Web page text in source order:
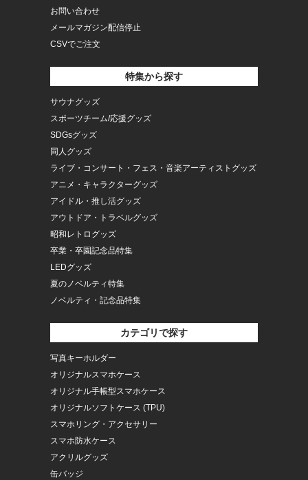
お問い合わせ
メールマガジン配信停止
CSVでご注文
特集から探す
サウナグッズ
スポーツチーム/応援グッズ
SDGsグッズ
同人グッズ
ライブ・コンサート・フェス・音楽アーティストグッズ
アニメ・キャラクターグッズ
アイドル・推し活グッズ
アウトドア・トラベルグッズ
昭和レトログッズ
卒業・卒園記念品特集
LEDグッズ
夏のノベルティ特集
ノベルティ・記念品特集
カテゴリで探す
写真キーホルダー
オリジナルスマホケース
オリジナル手帳型スマホケース
オリジナルソフトケース (TPU)
スマホリング・アクセサリー
スマホ防水ケース
アクリルグッズ
缶バッジ